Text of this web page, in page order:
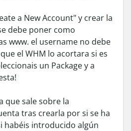
a New Account" y crear la
debe poner como
www. el username no debe
el WHM lo acortara si es
un Package y a
que sale sobre la
tras crearla por si se ha
habéis introducido algún